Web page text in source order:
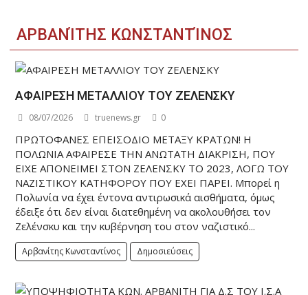
ΑΡΒΑΝΊΤΗΣ ΚΩΝΣΤΑΝΤΊΝΟΣ
ΑΦΑΙΡΕΣΗ ΜΕΤΑΛΛΙΟΥ ΤΟΥ ΖΕΛΕΝΣΚΥ
08/07/2026 truenews.gr 0
ΠΡΩΤΟΦΑΝΕΣ ΕΠΕΙΣΟΔΙΟ ΜΕΤΑΞΥ ΚΡΑΤΩΝ! Η
ΠΟΛΩΝΙΑ ΑΦΑΙΡΕΣΕ ΤΗΝ ΑΝΩΤΑΤΗ ΔΙΑΚΡΙΣΗ, ΠΟΥ
ΕΙΧΕ ΑΠΟΝΕΙΜΕΙ ΣΤΟΝ ΖΕΛΕΝΣΚΥ ΤΟ 2023, ΛΟΓΩ ΤΟΥ
ΝΑΖΙΣΤΙΚΟΥ ΚΑΤΗΦΟΡΟΥ ΠΟΥ ΕΧΕΙ ΠΑΡΕΙ. Μπορεί η
Πολωνία να έχει έντονα αντιρωσικά αισθήματα, όμως
έδειξε ότι δεν είναι διατεθημένη να ακολουθήσει τον
Ζελένσκυ και την κυβέρνηση του στον ναζιστικό...
Αρβανίτης Κωνσταντίνος Δημοσιεύσεις